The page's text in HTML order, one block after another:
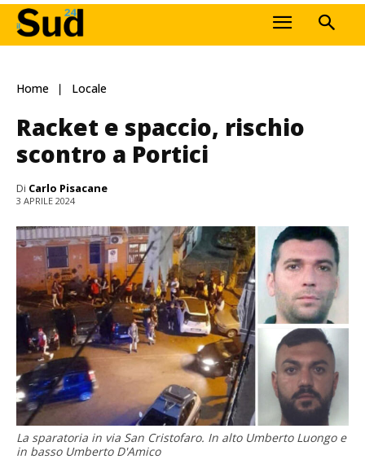
Home Locale
Racket e spaccio, rischio
scontro a Portici
Di Carlo Pisacane
3 APRILE 2024
La sparatoria in via San Cristofaro. In alto Umberto Luongo e
in basso Umberto D'Amico